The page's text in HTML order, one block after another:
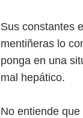
Sus constantes
mentiñeras lo
ponga en una
mal hepático.
No entiende